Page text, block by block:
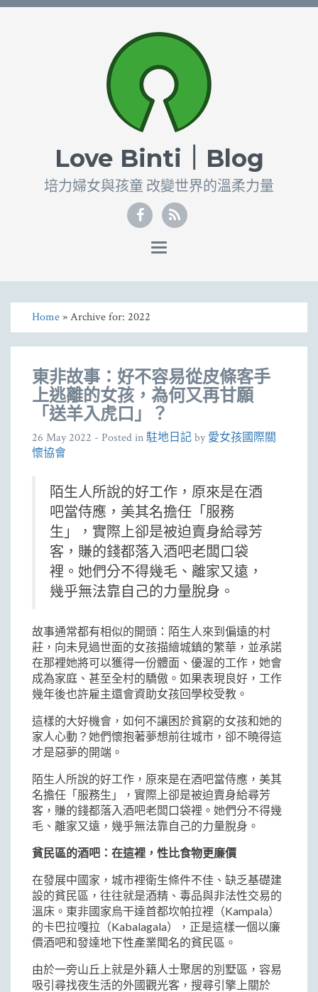
Love Binti｜Blog
培⼒婦女與孩童 改變世界的溫柔⼒量
Toggle
Home» Archive for: 2022
東非故事：好不容易從皮條客手
上逃離的女孩，為何又再甘願
「送羊入虎口」？
26 May 2022 - Posted in駐地日記by愛女孩國際關
懷協會
陌生人所說的好工作，原來是在酒
吧當侍應，美其名擔任「服務
生」，實際上卻是被迫賣身給尋芳
客，賺的錢都落入酒吧老闆口袋
裡。她們分不得幾毛、離家又遠，
幾乎無法靠自己的力量脫身。
故事通常都有相似的開頭：陌生人來到偏遠的村
莊，向未見過世面的女孩描繪城鎮的繁華，並承諾
在那裡她將可以獲得一份體面、優渥的工作，她會
成為家庭、甚至全村的驕傲。如果表現良好，工作
幾年後也許雇主還會資助女孩回學校受教。
這樣的大好機會，如何不讓困於貧窮的女孩和她的
家人心動？她們懷抱著夢想前往城市，卻不曉得這
才是惡夢的開端。
陌生人所說的好工作，原來是在酒吧當侍應，美其
名擔任「服務生」，實際上卻是被迫賣身給尋芳
客，賺的錢都落入酒吧老闆口袋裡。她們分不得幾
毛、離家又遠，幾乎無法靠自己的力量脫身。
貧民區的酒吧：在這裡，性比食物更廉價
在發展中國家，城市裡衛生條件不佳、缺乏基礎建
設的貧民區，往往就是酒精、毒品與非法性交易的
溫床。東非國家烏干達首都坎帕拉裡（Kampala）
的卡巴拉嘎拉（Kabalagala），正是這樣一個以廉
價酒吧和發達地下性產業聞名的貧民區。
由於一旁山丘上就是外籍人士聚居的別墅區，容易
吸引尋找夜生活的外國觀光客，搜尋引擎上關於